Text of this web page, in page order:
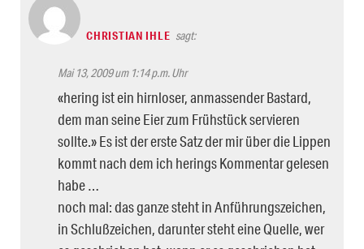
CHRISTIAN IHLE sagt:
Mai 13, 2009 um 1:14 p.m. Uhr
«hering ist ein hirnloser, anmassender Bastard,
dem man seine Eier zum Frühstück servieren
sollte.» Es ist der erste Satz der mir über die Lippen
kommt nach dem ich herings Kommentar gelesen
habe …
noch mal: das ganze steht in Anführungszeichen,
in Schlußzeichen, darunter steht eine Quelle, wer